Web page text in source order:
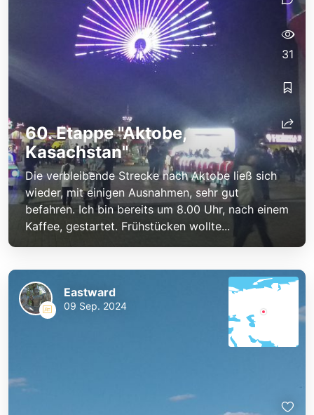
60. Etappe "Aktobe,
Kasachstan"
Die verbleibende Strecke nach Aktobe ließ sich
wieder, mit einigen Ausnahmen, sehr gut
befahren. Ich bin bereits um 8.00 Uhr, nach einem
Kaffee, gestartet. Frühstücken wollte...
31
Eastward
09 Sep. 2024